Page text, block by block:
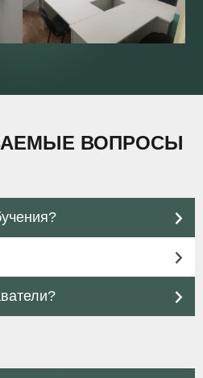
ВОПРОСЫ